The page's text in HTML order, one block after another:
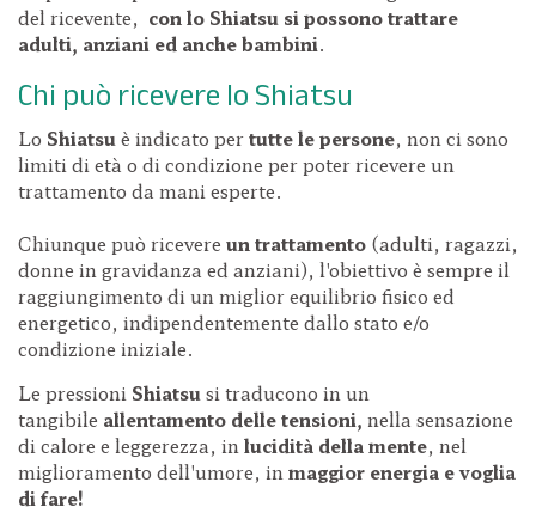
del ricevente, con lo Shiatsu si possono trattare
adulti, anziani ed anche bambini.
Chi può ricevere lo Shiatsu
Lo Shiatsuè indicato pertutte le persone, non ci sono
limiti di età o di condizione per poter ricevere un
trattamento da mani esperte.
Chiunque può ricevere un trattamento (adulti, ragazzi,
donne in gravidanza ed anziani), l'obiettivo è sempre il
raggiungimento di un miglior equilibrio fisico ed
energetico, indipendentemente dallo stato e/o
condizione iniziale.
Le pressioni Shiatsusi traducono in un
tangibile allentamento delle tensioni, nella sensazione
di calore e leggerezza, inlucidità della mente, nel
miglioramento dell'umore, inmaggior energia e voglia
di fare!